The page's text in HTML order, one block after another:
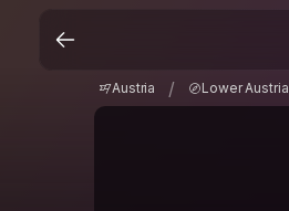
Austria / Lower Austria